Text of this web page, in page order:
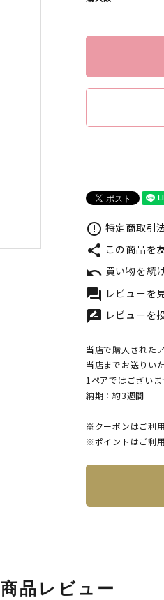
error_outline 特定商取引
share この商品を
undo 買い物を続
forum レビューを
rate_review レビューを
当店で購入された
当店までお送りい
1ペアではございま
納期：約3週間
※クーポンはご利
※ポイントはご利用
商品レビュー